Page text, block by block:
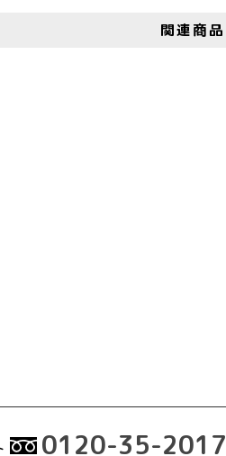
関連商品
0120-35-2017